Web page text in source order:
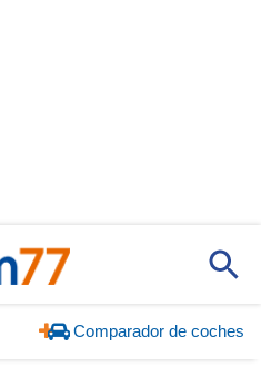
Comparador de coches